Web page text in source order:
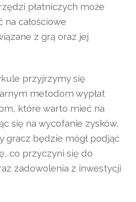
płatniczych może
na całościowe
z grą oraz jej
przyjrzymy się
metodom wypłat
które warto mieć na
się na wycofanie zysków.
gracz będzie mógł podjąć
co przyczyni się do
zadowolenia z inwestycji